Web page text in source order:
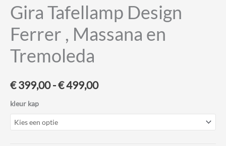
Gira Tafellamp Design
Ferrer , Massana en
Tremoleda
€399,00 -€499,00Prijsklasse:
kleur kap